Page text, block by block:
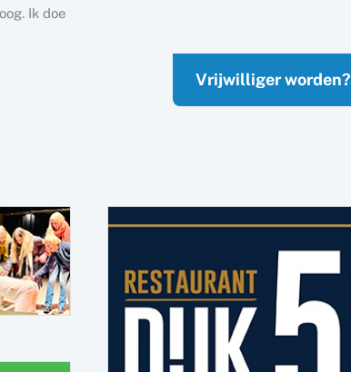
Ik doe
Vrijwilliger worden?